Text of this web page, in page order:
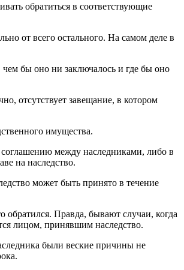
обратиться в соответствующие
от всего остального. На самом деле в
чем бы оно ни заключалось и где бы оно
отсутствует завещание, в котором
имущества.
между наследниками, либо в
на наследство.
может быть принято в течение
обратился. Правда, бывают случаи, когда
лицом, принявшим наследство.
были веские причины не